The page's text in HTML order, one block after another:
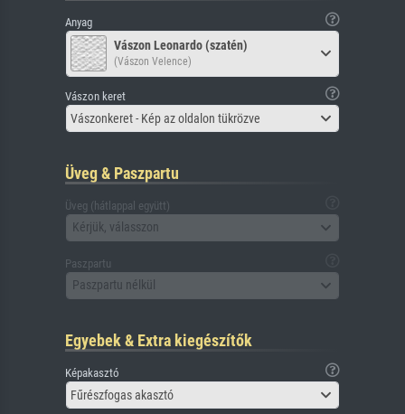
Anyag
Vászon Leonardo (szatén)
(Vászon Velence)
Vászon keret
Vászonkeret - Kép az oldalon tükrözve
Üveg & Paszpartu
Üveg (hátlappal együtt)
Kérjük, válasszon
Paszpartu
Paszpartu nélkül
Egyebek & Extra kiegészítők
Képakasztó
Fűrészfogas akasztó